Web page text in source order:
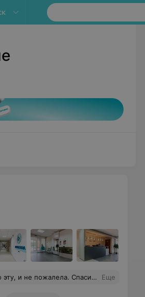
обслуживания. Доброжелательный персонал. Еще